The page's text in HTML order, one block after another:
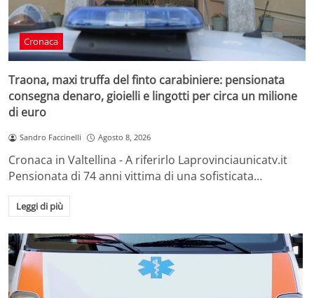
Cronaca
Traona, maxi truffa del finto carabiniere: pensionata
consegna denaro, gioielli e lingotti per circa un milione
di euro
Sandro Faccinelli Agosto 8, 2026
Cronaca in Valtellina - A riferirlo Laprovinciaunicatv.it
Pensionata di 74 anni vittima di una sofisticata…
Leggi di più